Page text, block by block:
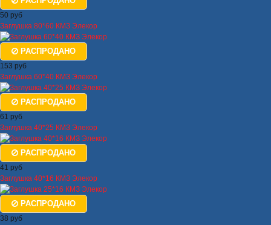
50 руб
Заглушка 80*60 КМЗ Элекор
РАСПРОДАНО
153 руб
Заглушка 60*40 КМЗ Элекор
РАСПРОДАНО
61 руб
Заглушка 40*25 КМЗ Элекор
РАСПРОДАНО
41 руб
Заглушка 40*16 КМЗ Элекор
РАСПРОДАНО
38 руб